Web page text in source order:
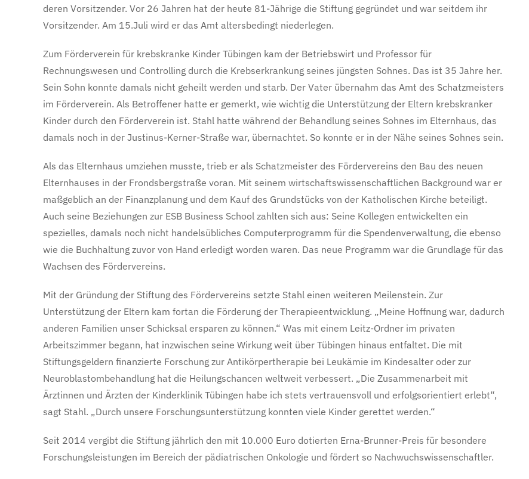
deren Vorsitzender. Vor 26 Jahren hat der heute 81-Jährige die Stiftung gegründet und war seitdem ihr
Vorsitzender. Am 15.Juli wird er das Amt altersbedingt niederlegen.
Zum Förderverein für krebskranke Kinder Tübingen kam der Betriebswirt und Professor für
Rechnungswesen und Controlling durch die Krebserkrankung seines jüngsten Sohnes. Das ist 35 Jahre her.
Sein Sohn konnte damals nicht geheilt werden und starb. Der Vater übernahm das Amt des Schatzmeisters
im Förderverein. Als Betroffener hatte er gemerkt, wie wichtig die Unterstützung der Eltern krebskranker
Kinder durch den Förderverein ist. Stahl hatte während der Behandlung seines Sohnes im Elternhaus, das
damals noch in der Justinus-Kerner-Straße war, übernachtet. So konnte er in der Nähe seines Sohnes sein.
Als das Elternhaus umziehen musste, trieb er als Schatzmeister des Fördervereins den Bau des neuen
Elternhauses in der Frondsbergstraße voran. Mit seinem wirtschaftswissenschaftlichen Background war er
maßgeblich an der Finanzplanung und dem Kauf des Grundstücks von der Katholischen Kirche beteiligt.
Auch seine Beziehungen zur ESB Business School zahlten sich aus: Seine Kollegen entwickelten ein
spezielles, damals noch nicht handelsübliches Computerprogramm für die Spendenverwaltung, die ebenso
wie die Buchhaltung zuvor von Hand erledigt worden waren. Das neue Programm war die Grundlage für das
Wachsen des Fördervereins.
Mit der Gründung der Stiftung des Fördervereins setzte Stahl einen weiteren Meilenstein. Zur
Unterstützung der Eltern kam fortan die Förderung der Therapieentwicklung. „Meine Hoffnung war, dadurch
anderen Familien unser Schicksal ersparen zu können.“ Was mit einem Leitz-Ordner im privaten
Arbeitszimmer begann, hat inzwischen seine Wirkung weit über Tübingen hinaus entfaltet. Die mit
Stiftungsgeldern finanzierte Forschung zur Antikörpertherapie bei Leukämie im Kindesalter oder zur
Neuroblastombehandlung hat die Heilungschancen weltweit verbessert. „Die Zusammenarbeit mit
Ärztinnen und Ärzten der Kinderklinik Tübingen habe ich stets vertrauensvoll und erfolgsorientiert erlebt“,
sagt Stahl. „Durch unsere Forschungsunterstützung konnten viele Kinder gerettet werden.“
Seit 2014 vergibt die Stiftung jährlich den mit 10.000 Euro dotierten Erna-Brunner-Preis für besondere
Forschungsleistungen im Bereich der pädiatrischen Onkologie und fördert so Nachwuchswissenschaftler.